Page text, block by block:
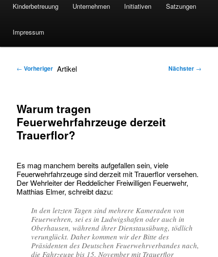
primären
Inhalt
sekundären
Inhalt
Kinderbetreuung Unternehmen Initiativen Satzungen
Impressum
Artikel
← Vorheriger Nächster →
Warum tragen
Feuerwehrfahrzeuge derzeit
Trauerflor?
Es mag manchem bereits aufgefallen sein, viele
Feuerwehrfahrzeuge sind derzeit mit Trauerflor versehen.
Der Wehrleiter der Reddelicher Freiwilligen Feuerwehr,
Matthias Elmer, schreibt dazu:
In den letzten Tagen sind mehrere Kameraden von
Feuerwehren, sei es in Ludwigshafen oder auch in
Oberhausen, während ihrer Dienstausübung, tödlich
verunglückt. Daher kommen wir der Bitte des
Präsidenten des Deutschen Feuerwehrverbandes nach,
die Fahrzeuge bis 15. November mit Trauerflor